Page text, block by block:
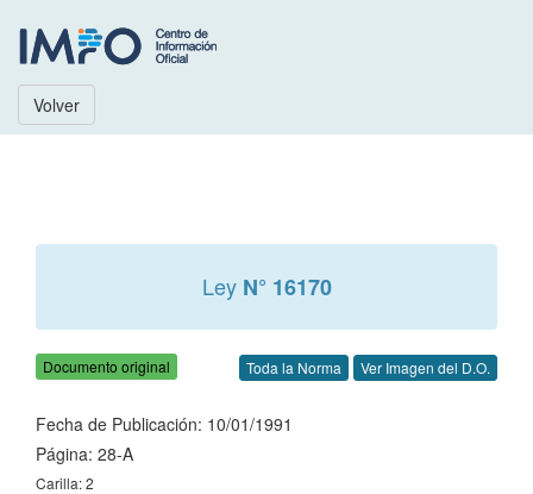
Volver
Ley N° 16170
Documento original Toda la Norma Ver Imagen del D.O.
Fecha de Publicación: 10/01/1991
Página: 28-A
Carilla: 2